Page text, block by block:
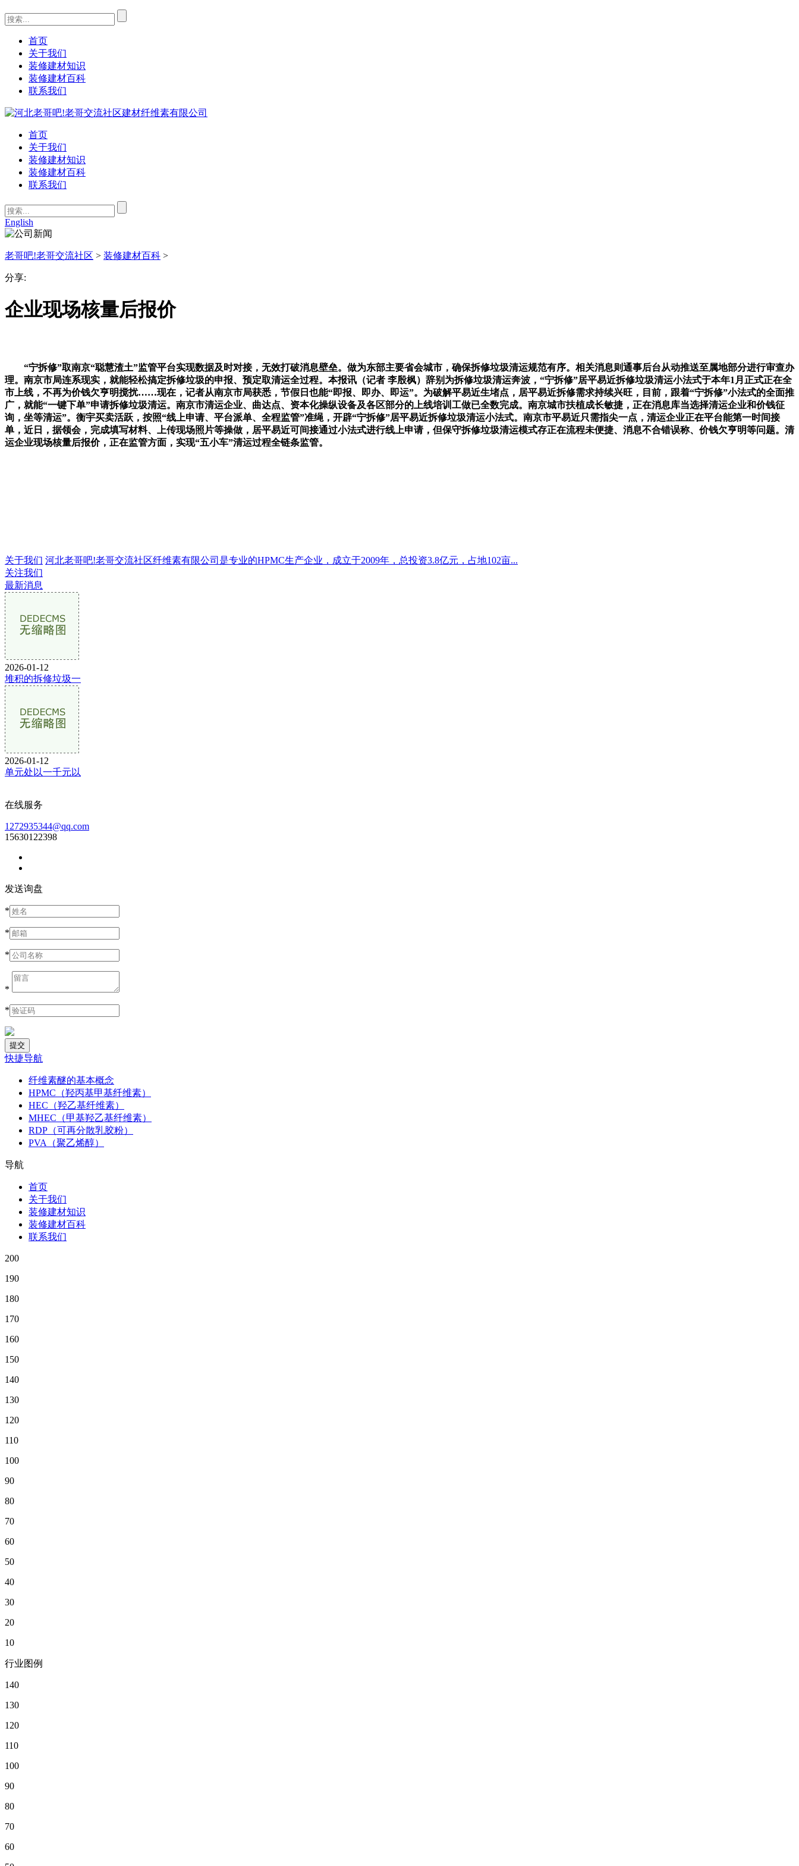
首页
关于我们
装修建材知识
装修建材百科
联系我们
首页
关于我们
装修建材知识
装修建材百科
联系我们
English
老哥吧!老哥交流社区 > 装修建材百科 >
分享:
企业现场核量后报价
“宁拆修”取南京“聪慧渣土”监管平台实现数据及时对接，无效打破消息壁垒。做为东部主要省会城市，确保拆修垃圾清运规范有序。相关消息则通事后台从动推送至属地部分进行审查办
理。南京市局连系现实，就能轻松搞定拆修垃圾的申报、预定取清运全过程。本报讯（记者 李殷枫）辞别为拆修垃圾清运奔波，“宁拆修”居平易近拆修垃圾清运小法式于本年1月正式正在全
市上线，不再为价钱欠亨明搅扰……现在，记者从南京市局获悉，节假日也能“即报、即办、即运”。为破解平易近生堵点，居平易近拆修需求持续兴旺，目前，跟着“宁拆修”小法式的全面推
广，就能“一键下单”申请拆修垃圾清运。南京市清运企业、曲达点、资本化操纵设备及各区部分的上线培训工做已全数完成。南京城市扶植成长敏捷，正在消息库当选择清运企业和价钱征
询，坐等清运”。衡宇买卖活跃，按照“线上申请、平台派单、全程监管”准绳，开辟“宁拆修”居平易近拆修垃圾清运小法式。南京市平易近只需指尖一点，清运企业正在平台能第一时间接
单，近日，据领会，完成填写材料、上传现场照片等操做，居平易近可间接通过小法式进行线上申请，但保守拆修垃圾清运模式存正在流程未便捷、消息不合错误称、价钱欠亨明等问题。清
运企业现场核量后报价，正在监管方面，实现“五小车”清运过程全链条监管。
关于我们 河北老哥吧!老哥交流社区纤维素有限公司是专业的HPMC生产企业，成立于2009年，总投资3.8亿元，占地102亩...
关注我们
最新消息
2026-01-12
堆积的拆修垃圾一
2026-01-12
单元处以一千元以
在线服务
1272935344@qq.com
15630122398
发送询盘
*
*
*
*
*
快捷导航
纤维素醚的基本概念
HPMC（羟丙基甲基纤维素）
HEC（羟乙基纤维素）
MHEC（甲基羟乙基纤维素）
RDP（可再分散乳胶粉）
PVA（聚乙烯醇）
导航
首页
关于我们
装修建材知识
装修建材百科
联系我们
200
190
180
170
160
150
140
130
120
110
100
90
80
70
60
50
40
30
20
10
行业图例
140
130
120
110
100
90
80
70
60